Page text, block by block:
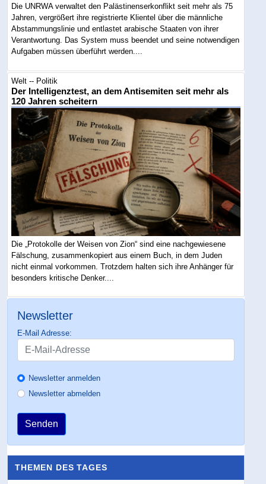
Die UNRWA verwaltet den Palästinenserkonflikt seit mehr als 75
Jahren, vergrößert ihre registrierte Klientel über die männliche
Abstammungslinie und entlastet arabische Staaten von ihrer
Verantwortung. Das System muss beendet und seine notwendigen
Aufgaben müssen überführt werden....
Welt -- Politik
Der Intelligenztest, an dem Antisemiten seit mehr als
120 Jahren scheitern
Die „Protokolle der Weisen von Zion“ sind eine nachgewiesene
Fälschung, zusammenkopiert aus einem Buch, in dem Juden
nicht einmal vorkommen. Trotzdem halten sich ihre Anhänger für
besonders kritische Denker....
Newsletter
E-Mail Adresse:
Newsletter anmelden
Newsletter abmelden
Senden
THEMEN DES TAGES